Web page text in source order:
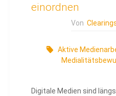
einordnen
Von
Aktive
Digitale Medien sind